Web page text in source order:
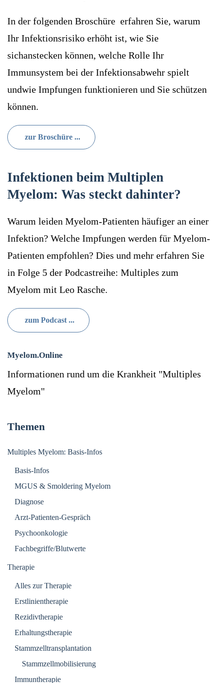
In der folgenden Broschüre erfahren Sie, warum
Ihr Infektionsrisiko erhöht ist, wie Sie
sichanstecken können, welche Rolle Ihr
Immunsystem bei der Infektionsabwehr spielt
undwie Impfungen funktionieren und Sie schützen
können.
zur Broschüre ...
Infektionen beim Multiplen
Myelom: Was steckt dahinter?
Warum leiden Myelom-Patienten häufiger an einer
Infektion? Welche Impfungen werden für Myelom-
Patienten empfohlen? Dies und mehr erfahren Sie
in Folge 5 der Podcastreihe: Multiples zum
Myelom mit Leo Rasche.
zum Podcast ...
Myelom.Online
Informationen rund um die Krankheit "Multiples
Myelom"
Themen
Multiples Myelom: Basis-Infos
Basis-Infos
MGUS & Smoldering Myelom
Diagnose
Arzt-Patienten-Gespräch
Psychoonkologie
Fachbegriffe/Blutwerte
Therapie
Alles zur Therapie
Erstlinientherapie
Rezidivtherapie
Erhaltungstherapie
Stammzelltransplantation
Stammzellmobilisierung
Immuntherapie